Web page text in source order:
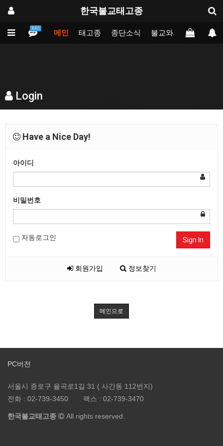
한국불교태고종
BBS
메인 태고종 종단소식 불교와의만남 업
Login
Have a Nice Day!
아이디
비밀번호
자동로그인 Sign In
회원가입 정보찾기
메인으로
PC버전
서울시 종로구 율곡로1길 31 ( 사간동 112번지)
전화 : 02-739-3450 팩스 : 02-739-3470
한국불교태고종 All rights reserved.